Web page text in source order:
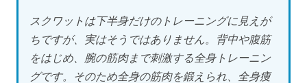
スクワットは下半身だけのトレーニングに見えが
ちですが、実はそうではありません。背中や腹筋
をはじめ、腕の筋肉まで刺激する全身トレーニン
グです。そのため全身の筋肉を鍛えられ、全身痩